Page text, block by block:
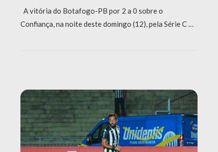
A vitória do Botafogo-PB por 2 a 0 sobre o
Confiança, na noite deste domingo (12), pela Série C …